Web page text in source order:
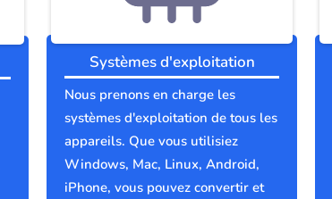
Systèmes d'exploitation
Nous prenons en charge les
systèmes d'exploitation de tous les
appareils. Que vous utilisiez
Windows, Mac, Linux, Android,
iPhone, vous pouvez convertir et